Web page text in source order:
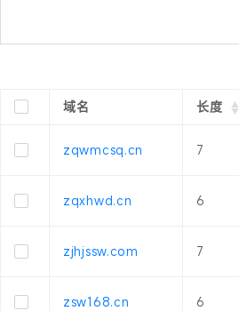
域名 长度
zqwmcsq.cn 7
zqxhwd.cn 6
zjhjssw.com 7
zsw168.cn 6